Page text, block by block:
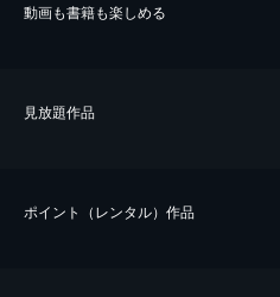
動画も書籍も楽しめる
⾒放題作品
ポイント（レンタル）作品